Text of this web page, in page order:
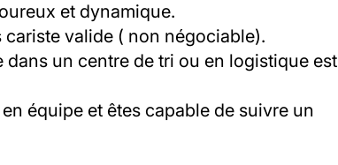
et dynamique.
valide ( non négociable).
dans un centre de tri ou en logistique est
équipe et êtes capable de suivre un